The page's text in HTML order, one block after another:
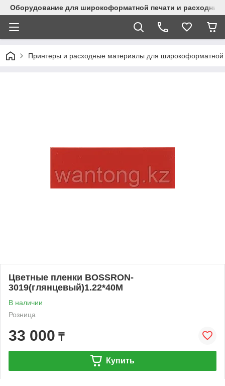
Оборудование для широкоформатной печати и
Принтеры и расходные материалы для широкоформатной
Цветные пленки BOSSRON-
3019(глянцевый)1.22*40M
В наличии
Розница
33 000 ₸
Купить